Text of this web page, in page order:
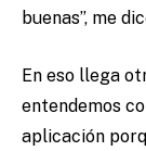
buenas”, me
En eso llega
entendemos
aplicación